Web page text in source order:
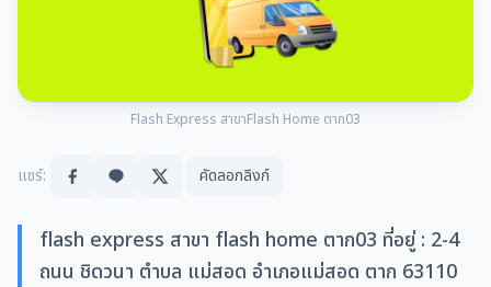
Flash Express สาขาFlash Home ตาก03
แชร์: คัดลอกลิงก์
flash express สาขา flash home ตาก03 ที่อยู่ : 2-4
ถนน ชิดวนา ตำบล แม่สอด อำเภอแม่สอด ตาก 63110